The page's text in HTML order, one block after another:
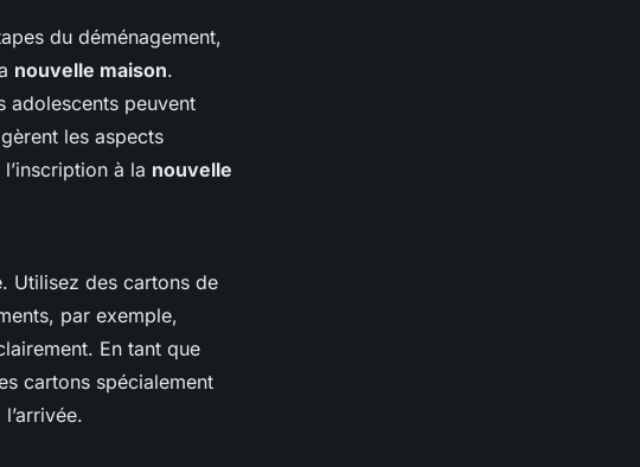
du déménagement,
nouvelle maison.
adolescents peuvent
les aspects
à la nouvelle
Utilisez des cartons de
par exemple,
En tant que
cartons spécialement